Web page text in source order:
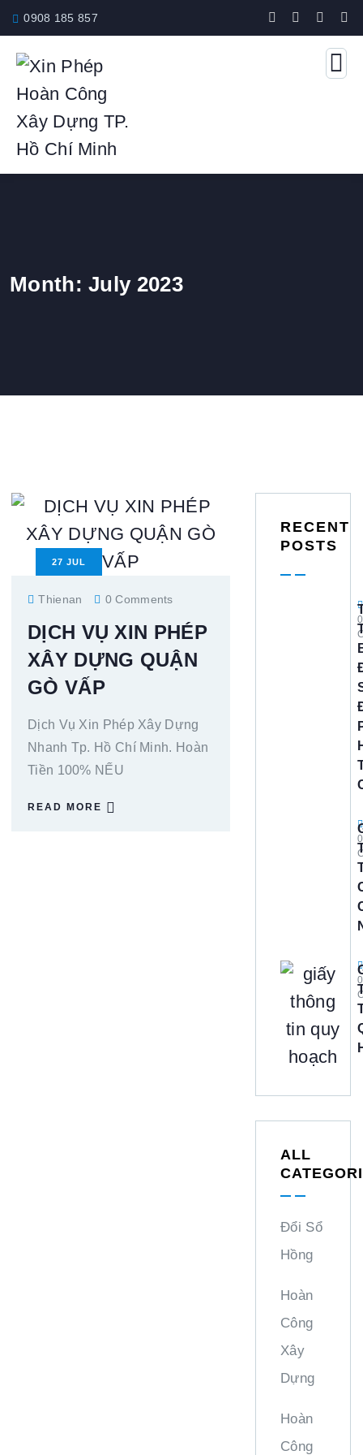
0908 185 857
Month:July 2023
27 JUL
Thienan 0 Comments
DỊCH VỤ XIN PHÉP
XÂY DỰNG QUẬN
GÒ VẤP
Dịch Vụ Xin Phép Xây Dựng
Nhanh Tp. Hồ Chí Minh. Hoàn
Tiền 100% NẾU
READ MORE
RECENT
POSTS
ALL
Đổi Sổ
Hồng
Hoàn
Công
Xây
Dựng
Hoàn
Công